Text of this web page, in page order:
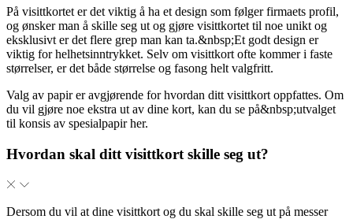
På visittkortet er det viktig å ha et design som følger firmaets profil,
og ønsker man å skille seg ut og gjøre visittkortet til noe unikt og
eksklusivt er det flere grep man kan ta.&nbsp;Et godt design er
viktig for helhetsinntrykket. Selv om visittkort ofte kommer i faste
størrelser, er det både størrelse og fasong helt valgfritt.
Valg av papir er avgjørende for hvordan ditt visittkort oppfattes. Om
du vil gjøre noe ekstra ut av dine kort, kan du se på&nbsp;utvalget
til konsis av spesialpapir her.
Hvordan skal ditt visittkort skille seg ut?
Dersom du vil at dine visittkort og du skal skille seg ut på messer